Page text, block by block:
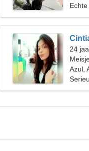
24
Azul,